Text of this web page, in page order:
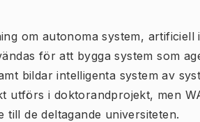
om autonoma system,
för att bygga system som
bildar intelligenta system av
utförs i doktorandprojekt, men
de deltagande universiteten.